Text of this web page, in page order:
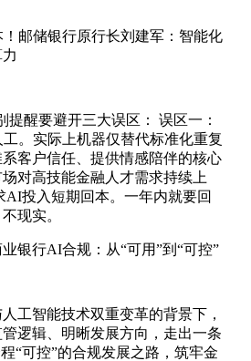
邮储银行原行长刘建军：智能化
提醒要避开三大误区： 误区一：
。实际上机器仅替代标准化重复
客户信任、提供情感陪伴的核心
对高技能金融人才需求持续上
AI投入短期回本。一年内就要回
现实。
银行AI合规：从“可用”到“可控”
工智能技术双重变革的背景下，
逻辑、明晰发展方向，走出一条
“可控”的合规发展之路，筑牢金